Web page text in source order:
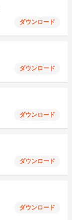
ダウンロード
ダウンロード
ダウンロード
ダウンロード
ダウンロード